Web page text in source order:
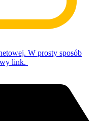
W prosty sposób
link.